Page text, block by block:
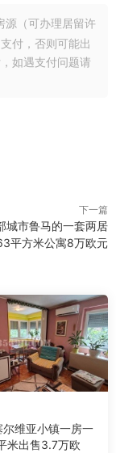
源（可办理居留许
付，否则可能出
如遇支付问题请
下一篇
城市鲁马的一套两居
平方米公寓8万欧元
尔维亚小镇一房一
米出售3.7万欧